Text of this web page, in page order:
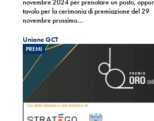
novembre 2024 per prenotare un posto,
tavolo per la cerimonia di premiazione del 29
novembre prossimo...
Unione GCT
PREMI